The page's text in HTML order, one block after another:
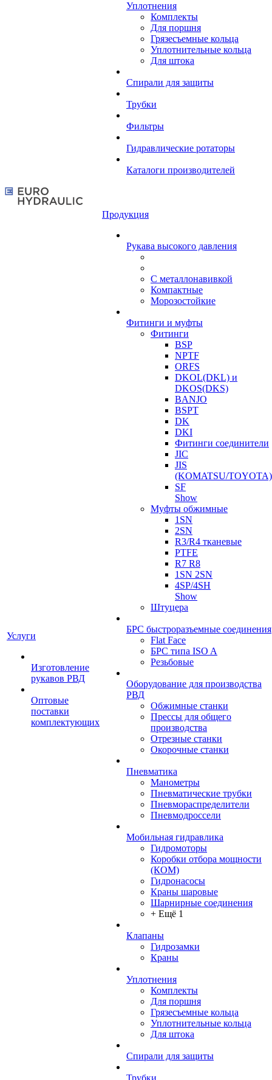
Уплотнения
Комплекты
Для поршня
Грязесъемные кольца
Уплотнительные кольца
Для штока
Спирали для защиты
Трубки
Фильтры
Гидравлические ротаторы
Каталоги производителей
Услуги
Изготовление
рукавов РВД
Оптовые
поставки
комплектующих
Продукция
Рукава высокого давления
С металлонавивкой
Компактные
Морозостойкие
Фитинги и муфты
Фитинги
BSP
NPTF
ORFS
DKOL(DKL) и
DKOS(DKS)
BANJO
BSPT
DK
DKI
Фитинги соединители
JIC
JIS
(KOMATSU/TOYOTA)
SF
Show
Муфты обжимные
1SN
2SN
R3/R4 тканевые
PTFE
R7 R8
1SN 2SN
4SP/4SH
Show
Штуцера
БРС быстроразъемные соединения
Flat Face
БРС типа ISO A
Резьбовые
Оборудование для производства
РВД
Обжимные станки
Прессы для общего
производства
Отрезные станки
Окорочные станки
Пневматика
Манометры
Пневматические трубки
Пневмораспределители
Пневмодроссели
Мобильная гидравлика
Гидромоторы
Коробки отбора мощности
(КОМ)
Гидронасосы
Краны шаровые
Шарнирные соединения
+ Ещё 1
Клапаны
Гидрозамки
Краны
Уплотнения
Комплекты
Для поршня
Грязесъемные кольца
Уплотнительные кольца
Для штока
Спирали для защиты
Трубки